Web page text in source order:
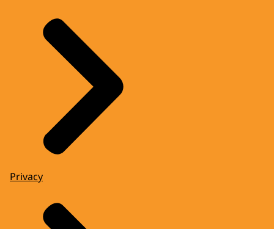
Privacy